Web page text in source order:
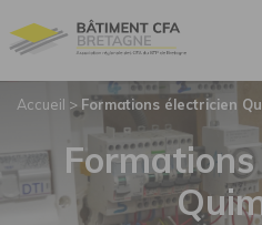
Accueil > Formations électricien